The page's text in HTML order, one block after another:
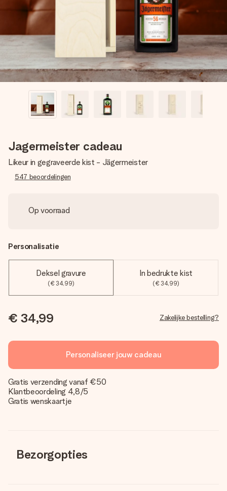
jullie foto of een boodschap die raakt. Zonder gedoe, maar
met alle aandacht voor het moment.
Jagermeister cadeau
Likeur in gegraveerde kist - Jägermeister
547 beoordelingen
Op voorraad
Personalisatie
Deksel gravure
(€ 34,99)
In bedrukte kist
(€ 34,99)
€ 34,99 Zakelijke bestelling?
Personaliseer jouw cadeau
Gratis verzending vanaf €50
Klantbeoordeling 4,8/5
Gratis wenskaartje
Bezorgopties